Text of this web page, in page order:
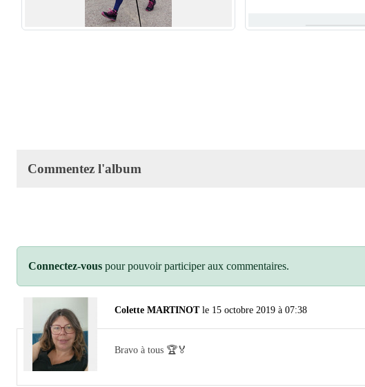
Commentez l'album
Connectez-vous pour pouvoir participer aux commentaires.
Colette MARTINOT le 15 octobre 2019 à 07:38
Bravo à tous 🏆🏅